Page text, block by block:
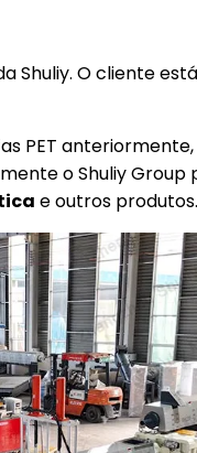
Shuliy. O cliente
PET
o Shuliy Group
e outros produtos.